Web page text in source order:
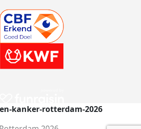
kanker-rotterdam-2026